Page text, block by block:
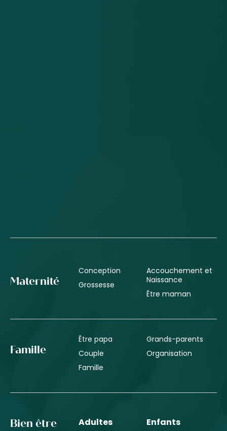
Maternité
Conception
Grossesse
Accouchement et
Naissance
Être maman
Famille
Être papa
Couple
Famille
Grands-parents
Organisation
Bien être Adultes Enfants